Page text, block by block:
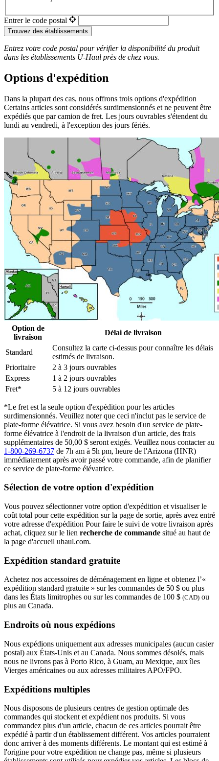
Entrer le code postal
Trouvez des établissements
Entrez votre code postal pour vérifier la disponibilité du produit
dans les établissements U-Haul près de chez vous.
Options d'expédition
Dans la plupart des cas, nous offrons trois options d'expédition
Certains articles sont considérés surdimensionnés et ne peuvent être
expédiés que par camion de fret. Les jours ouvrables s'étendent du
lundi au vendredi, à l'exception des jours fériés.
Option de
livraison
Délai de livraison
Standard
Consultez la carte ci-dessus pour connaître les délais
estimés de livraison.
Prioritaire
2 à 3 jours ouvrables
Express
1 à 2 jours ouvrables
Fret*
5 à 12 jours ouvrables
*Le fret est la seule option d'expédition pour les articles
surdimensionnés. Veuillez noter que ceci n'inclut pas le service de
plate-forme élévatrice. Si vous avez besoin d'un service de plate-
forme élévatrice à l'endroit de la livraison d'un article, des frais
supplémentaires de 50,00 $ seront exigés. Veuillez nous contacter au
1-800-269-6737 de 7h am à 5h pm, heure de l'Arizona (HNR)
immédiatement après avoir passé votre commande, afin de planifier
ce service de plate-forme élévatrice.
Sélection de votre option d'expédition
Vous pouvez sélectionner votre option d'expédition et visualiser le
coût total pour cette expédition sur la page de sortie, après avez entré
votre adresse d'expédition Pour faire le suivi de votre livraison après
achat, cliquez sur le lien recherche de commande situé au haut de
la page d'accueil uhaul.com.
Expédition standard gratuite
Achetez nos accessoires de déménagement en ligne et obtenez l’«
expédition standard gratuite » sur les commandes de 50 $ ou plus
dans les États limitrophes ou sur les commandes de 100 $ (CAD) ou
plus au Canada.
Endroits où nous expédions
Nous expédions uniquement aux adresses municipales (aucun casier
postal) aux États-Unis et au Canada. Nous sommes désolés, mais
nous ne livrons pas à Porto Rico, à Guam, au Mexique, aux îles
Vierges américaines ou aux adresses militaires APO/FPO.
Expéditions multiples
Nous disposons de plusieurs centres de gestion optimale des
commandes qui stockent et expédient nos produits. Si vous
commandez plus d'un article, chacun de ces articles pourrait être
expédié à partir d'un établissement différent. Vos articles pourraient
donc arriver à des moments différents. Le montant qui est estimé à
l'origine pour votre expédition ne change pas, même si plusieurs